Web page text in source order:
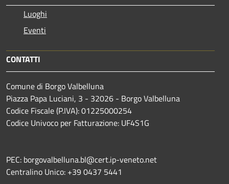
Luoghi
Eventi
CONTATTI
Comune di Borgo Valbelluna
Piazza Papa Luciani, 3 - 32026 - Borgo Valbelluna
Codice Fiscale (P.IVA): 01225000254
Codice Univoco per Fatturazione: UF4S1G
PEC: borgovalbelluna.bl@cert.ip-veneto.net
Centralino Unico: +39 0437 5441